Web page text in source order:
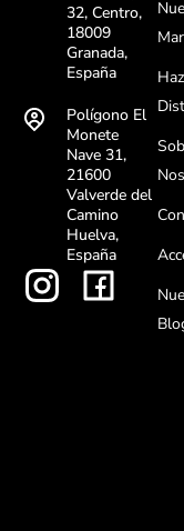
32, Centro,
18009
Granada,
España
Polígono El
Monete
Nave 31,
21600
Valverde del
Camino
Huelva,
España